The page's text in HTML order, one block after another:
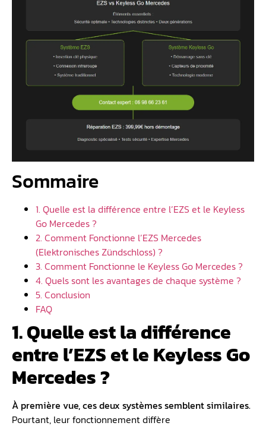
Sommaire
1. Quelle est la différence entre l’EZS et le Keyless
Go Mercedes ?
2. Comment Fonctionne l’EZS Mercedes
(Elektronisches Zündschloss) ?
3. Comment Fonctionne le Keyless Go Mercedes ?
4. Quels sont les avantages de chaque système ?
5. Conclusion
FAQ
1. Quelle est la différence
entre l’EZS et le Keyless Go
Mercedes ?
À première vue, ces deux systèmes semblent similaires.
Pourtant, leur fonctionnement diffère